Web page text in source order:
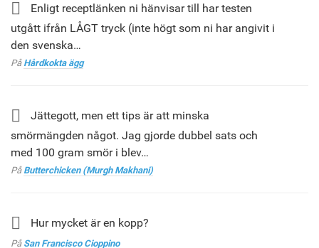
Enligt receptlänken ni hänvisar till har testen
utgått ifrån LÅGT tryck (inte högt som ni har angivit i
den svenska…
På Hårdkokta ägg
Jättegott, men ett tips är att minska
smörmängden något. Jag gjorde dubbel sats och
med 100 gram smör i blev…
På Butterchicken (Murgh Makhani)
Hur mycket är en kopp?
På San Francisco Cioppino